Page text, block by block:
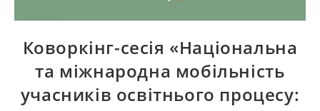
Коворкінг-сесія «Національна
та міжнародна мобільність
учасників освітнього процесу: